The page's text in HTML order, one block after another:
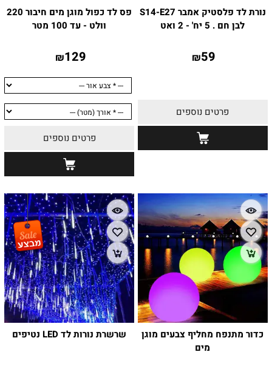
נורת לד פלסטיק אמבר S14-E27
לבן חם . 5 יח' - 2 ואט
₪59
פרטים נוספים
פס לד כפול מוגן מים חיבור 220
וולט - עד 100 מטר
₪129
פרטים נוספים
כדור מתנפח מחליף צבעים מוגן
מים
שרשרת נורות לד LED נטיפים